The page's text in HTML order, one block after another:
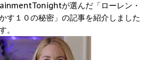
が選んだ「ローレン・
す１０の秘密」の記事を紹介しました
。